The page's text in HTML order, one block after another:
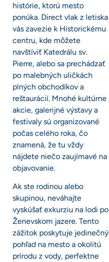
histórie, ktorú mesto
ponúka. Direct vlak z letiska
vás zavezie k Historickému
centru, kde môžete
navštíviť Katedrálu sv.
Pierre, alebo sa prechádzať
po malebných uličkách
plných obchodíkov a
reštaurácií. Mnohé kultúrne
akcie, galerijné výstavy a
festivaly sú organizované
počas celého roka, čo
znamená, že tu vždy
nájdete niečo zaujímavé na
objavovanie.
Ak ste rodinou alebo
skupinou, neváhajte
vyskúšať exkurziu na lodi po
Ženevskom jazere. Tento
zážitok poskytuje jedinečný
pohľad na mesto a okolitú
prírodu z vody, perfektne